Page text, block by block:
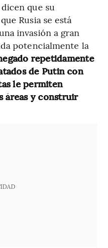
que su
Rusia se está
invasión a gran
potencialmente la
repetidamente
de Putin con
le permiten
áreas y construir